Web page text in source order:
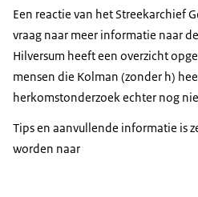
Een reactie van het Streekarchief
vraag naar meer informatie naar
Hilversum heeft een overzicht
mensen die Kolman (zonder h)
herkomstonderzoek echter nog
Tips en aanvullende informatie is
worden naar